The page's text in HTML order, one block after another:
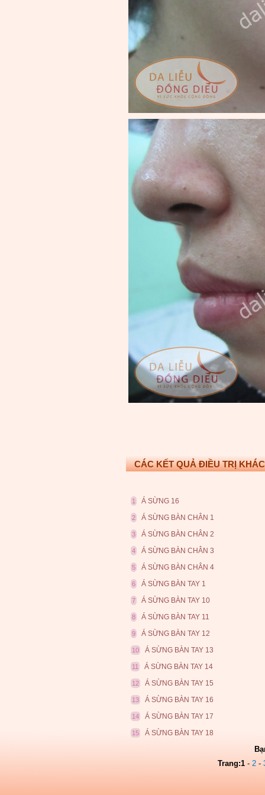
CÁC KẾT QUẢ ĐIỀU TRỊ KHÁC
1 Á SỪNG 16
2 Á SỪNG BÀN CHÂN 1
3 Á SỪNG BÀN CHÂN 2
4 Á SỪNG BÀN CHÂN 3
5 Á SỪNG BÀN CHÂN 4
6 Á SỪNG BÀN TAY 1
7 Á SỪNG BÀN TAY 10
8 Á SỪNG BÀN TAY 11
9 Á SỪNG BÀN TAY 12
10 Á SỪNG BÀN TAY 13
11 Á SỪNG BÀN TAY 14
12 Á SỪNG BÀN TAY 15
13 Á SỪNG BÀN TAY 16
14 Á SỪNG BÀN TAY 17
15 Á SỪNG BÀN TAY 18
Trang:1- 2-